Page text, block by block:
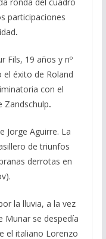
participaciones
.
Fils, 19 años y nº
el éxito de Roland
con el
Zandschulp.
Jorge Aguirre. La
de triunfos
derrotas en
la lluvia, a la vez
Munar se despedía
el italiano Lorenzo